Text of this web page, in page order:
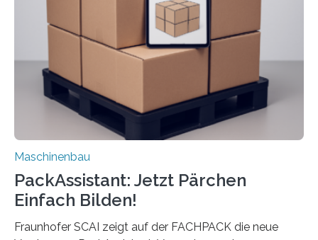
Maschine faltet in Druckereien Broschüren, Prospekte,
Landkarten und vieles mehr – mehrere Zehntausend
Exemplare pro Stunde. Je nach Maschinentyp und
Auftrag kann das Umrüsten…
Maschinenbau
PackAssistant: Jetzt Pärchen
Einfach Bilden!
Fraunhofer SCAI zeigt auf der FACHPACK die neue